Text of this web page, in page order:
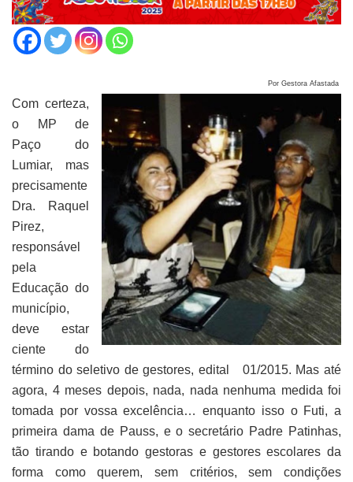
Por Gestora Afastada
Com certeza,
o MP de
Paço do
Lumiar, mas
precisamente
Dra. Raquel
Pirez,
responsável
pela
Educação do
município,
deve estar
ciente do
término do seletivo de gestores, edital 01/2015. Mas até
agora, 4 meses depois, nada, nada nenhuma medida foi
tomada por vossa excelência… enquanto isso o Futi, a
primeira dama de Pauss, e o secretário Padre Patinhas,
tão tirando e botando gestoras e gestores escolares da
forma como querem, sem critérios, sem condições